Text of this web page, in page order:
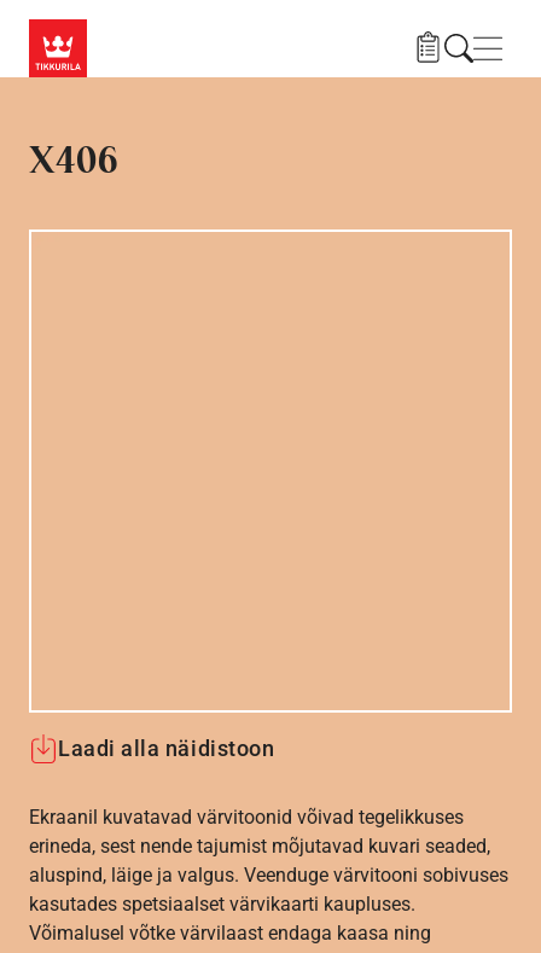
X406
Laadi alla näidistoon
Ekraanil kuvatavad värvitoonid võivad tegelikkuses
erineda, sest nende tajumist mõjutavad kuvari seaded,
aluspind, läige ja valgus. Veenduge värvitooni sobivuses
kasutades spetsiaalset värvikaarti kaupluses.
Võimalusel võtke värvilaast endaga kaasa ning